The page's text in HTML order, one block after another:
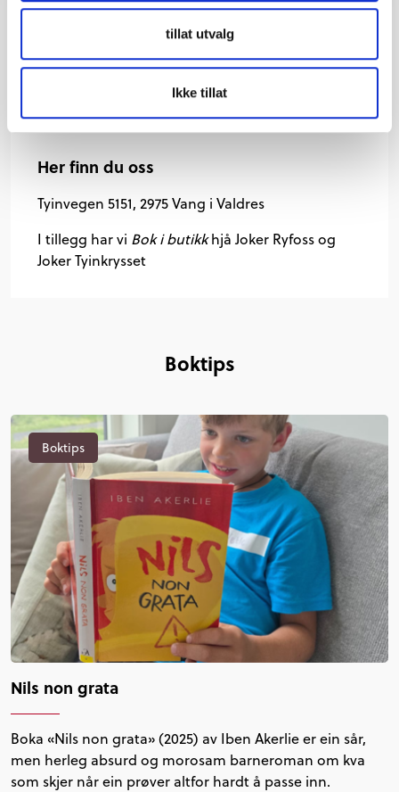
tillat utvalg
Ikke tillat
Kontakt oss
Her finn du oss
Tyinvegen 5151, 2975 Vang i Valdres
I tillegg har vi Bok i butikkhjå Joker Ryfoss og
Joker Tyinkrysset
Boktips
Boktips
Nils non grata
Boka «Nils non grata» (2025) av Iben Akerlie er ein sår,
men herleg absurd og morosam barneroman om kva
som skjer når ein prøver altfor hardt å passe inn.